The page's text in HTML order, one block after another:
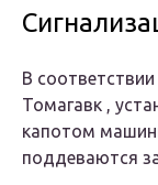
В
Томагавк ,
капотом
поддеваются